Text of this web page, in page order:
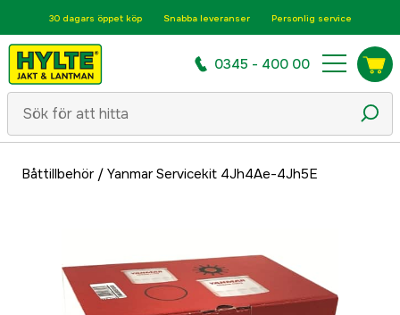
30 dagars öppet köp Snabba leveranser Personlig service
0345 - 400 00
Båttillbehör/ Yanmar Servicekit 4Jh4Ae-4Jh5E